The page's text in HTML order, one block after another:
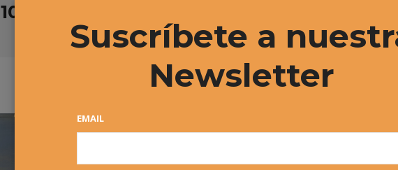
10 mayo, 2023
Suscríbete a
Newsletter
EMAIL